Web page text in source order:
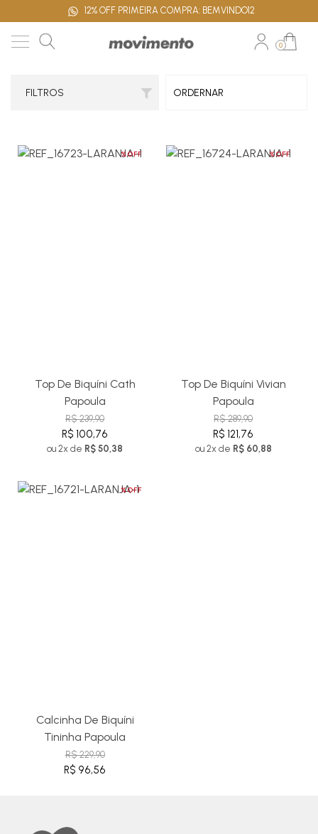
12% OFF PRIMEIRA COMPRA: BEMVINDO12
0
FILTROS
%OFF
Top De Biquíni Cath
Papoula
R$ 239,90
R$ 100,76
ou 2x de R$ 50,38
%OFF
Top De Biquíni Vivian
Papoula
R$ 289,90
R$ 121,76
ou 2x de R$ 60,88
%OFF
Calcinha De Biquíni
Tininha Papoula
R$ 229,90
R$ 96,56